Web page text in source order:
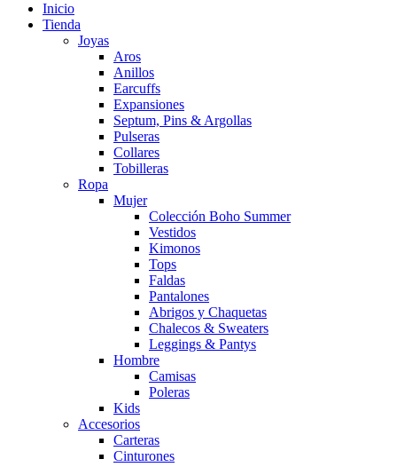
Inicio
Tienda
Joyas
Aros
Anillos
Earcuffs
Expansiones
Septum, Pins & Argollas
Pulseras
Collares
Tobilleras
Ropa
Mujer
Colección Boho Summer
Vestidos
Kimonos
Tops
Faldas
Pantalones
Abrigos y Chaquetas
Chalecos & Sweaters
Leggings & Pantys
Hombre
Camisas
Poleras
Kids
Accesorios
Carteras
Cinturones